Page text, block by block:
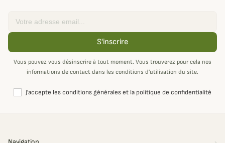
S'inscrire
Vous pouvez vous désinscrire à tout moment. Vous trouverez pour cela nos
informations de contact dans les conditions d'utilisation du site.
J'accepte les conditions générales et la politique de confidentialité